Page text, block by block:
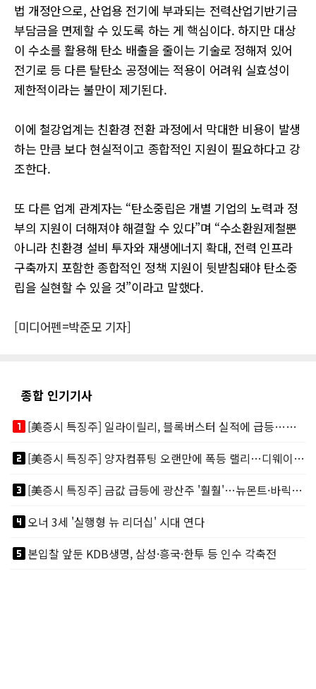
법 개정안으로, 산업용 전기에 부과되는 전력산업기반기금
부담금을 면제할 수 있도록 하는 게 핵심이다. 하지만 대상
이 수소를 활용해 탄소 배출을 줄이는 기술로 정해져 있어
전기로 등 다른 탈탄소 공정에는 적용이 어려워 실효성이
제한적이라는 불만이 제기된다.
이에 철강업계는 친환경 전환 과정에서 막대한 비용이 발생
하는 만큼 보다 현실적이고 종합적인 지원이 필요하다고 강
조한다.
또 다른 업계 관계자는 “탄소중립은 개별 기업의 노력과 정
부의 지원이 더해져야 해결할 수 있다”며 “수소환원제철뿐
아니라 친환경 설비 투자와 재생에너지 확대, 전력 인프라
구축까지 포함한 종합적인 정책 지원이 뒷받침돼야 탄소중
립을 실현할 수 있을 것”이라고 말했다.
[미디어펜=박준모 기자]
종합 인기기사
looks_one
[美증시 특징주] 일라이릴리, 블록버스터 실적에 급등…마운자로 매출 폭발
looks_two
[美증시 특징주] 양자컴퓨팅 오랜만에 폭등 랠리…디웨이브·아이온큐 주도
looks_3
[美증시 특징주] 금값 급등에 광산주 '훨훨'…뉴몬트·바릭마이닝 주도
looks_4오너 3세 '실행형 뉴 리더십' 시대 연다
looks_5본입찰 앞둔 KDB생명, 삼성·흥국·한투 등 인수 각축전